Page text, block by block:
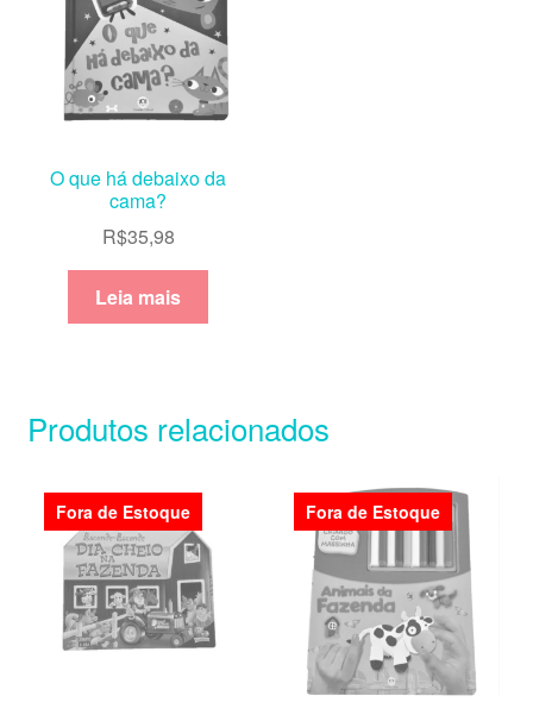
O que há debaixo da
cama?
R$35,98
Leia mais
Produtos relacionados
Fora de Estoque Fora de Estoque